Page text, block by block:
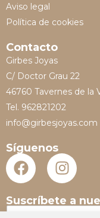
Aviso legal
Política de cookies
Contacto
Girbes Joyas
C/ Doctor Grau 22
46760 Tavernes de la
Tel. 962821202
info@girbesjoyas.com
Síguenos
Suscríbete a
N